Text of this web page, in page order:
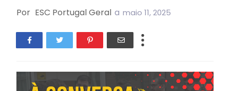
Por ESC Portugal Geral a maio 11, 2025